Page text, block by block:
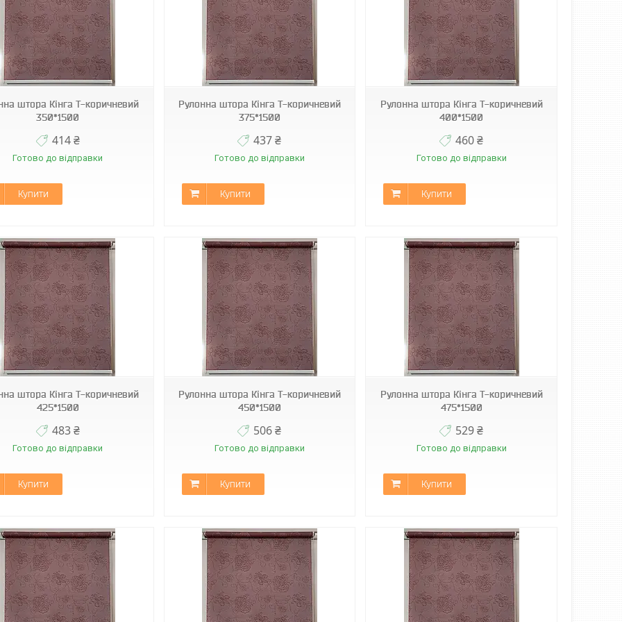
штора Кінга Т-коричневий
350*1500
414 ₴
Готово до відправки
Купити
С-401
Рулонна штора Кінга Т-коричневий
375*1500
437 ₴
Готово до відправки
Купити
С-401
Рулонна штора Кінга Т-коричневий
400*1500
460 ₴
Готово до відправки
Купити
штора Кінга Т-коричневий
425*1500
483 ₴
Готово до відправки
Купити
С-401
Рулонна штора Кінга Т-коричневий
450*1500
506 ₴
Готово до відправки
Купити
С-401
Рулонна штора Кінга Т-коричневий
475*1500
529 ₴
Готово до відправки
Купити